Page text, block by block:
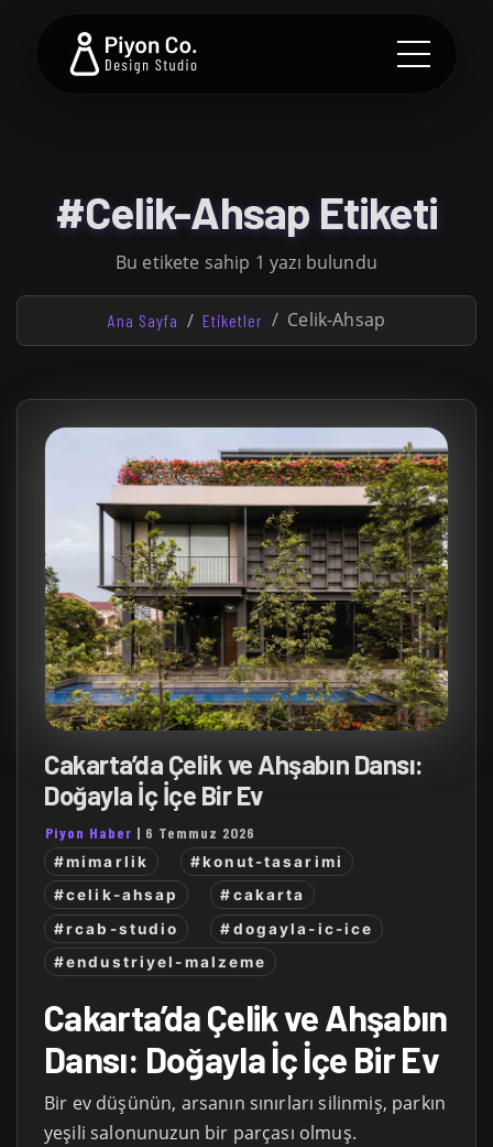
#Celik-Ahsap Etiketi
Bu etikete sahip 1 yazı bulundu
Ana Sayfa Etiketler Celik-Ahsap
Cakarta’da Çelik ve Ahşabın Dansı:
Doğayla İç İçe Bir Ev
Piyon Haber | 6 Temmuz 2026
#mimarlik
#konut-tasarimi
#celik-ahsap
#cakarta
#rcab-studio
#dogayla-ic-ice
#endustriyel-malzeme
Cakarta’da Çelik ve Ahşabın
Dansı: Doğayla İç İçe Bir Ev
Bir ev düşünün, arsanın sınırları silinmiş, parkın
yeşili salonunuzun bir parçası olmuş.